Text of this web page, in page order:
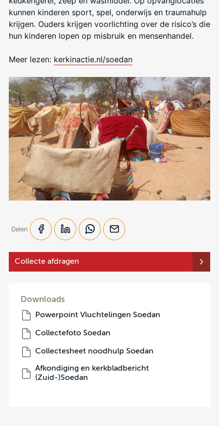
Collecte afdragen
Downloads
Powerpoint Vluchtelingen Soedan
Collectefoto Soedan
Collectesheet noodhulp Soedan
Afkondiging en kerkbladbericht
(Zuid-)Soedan
kunnen kinderen sport, spel, onderwijs en traumahulp
krijgen. Ouders krijgen voorlichting over de risico’s die
hun kinderen lopen op misbruik en mensenhandel.
Meer lezen: kerkinactie.nl/soedan
Delen